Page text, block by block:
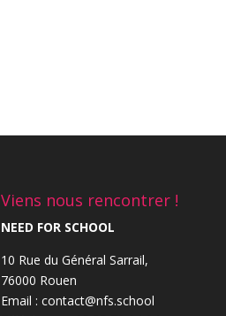
Viens nous rencontrer !
NEED FOR SCHOOL
10 Rue du Général Sarrail,
76000 Rouen
Email : contact@nfs.school